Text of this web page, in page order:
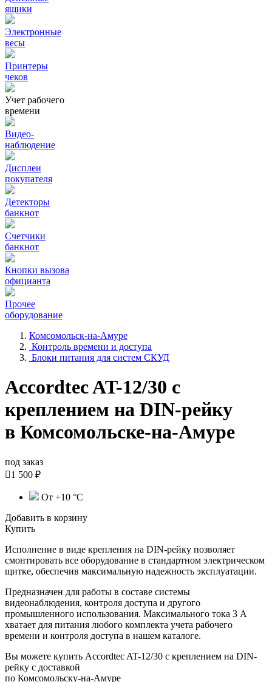
ящики
Электронные
весы
Принтеры
чеков
Учет рабочего
времени
Видео‑
наблюдение
Дисплеи
покупателя
Детекторы
банкнот
Счетчики
банкнот
Кнопки вызова
официанта
Прочее
оборудование
Комсомольск-на-Амуре
Контроль времени и доступа
Блоки питания для систем СКУД
Accordtec AT-12/30 с
креплением на DIN-рейку
в Комсомольске-на-Амуре
под заказ
1 500 ₽
От +10 °С
Добавить в корзину
Купить
Исполнение в виде крепления на DIN-рейку позволяет
смонтировать все оборудование в стандартном электрическом
щитке, обеспечив максимальную надежность эксплуатации.
Предназначен для работы в составе системы
видеонаблюдения, контроля доступа и другого
промышленного использования. Максимального тока 3 А
хватает для питания любого комплекта учета рабочего
времени и контроля доступа в нашем каталоге.
Вы можете купить Accordtec AT-12/30 с креплением на DIN-
рейку с доставкой
по Комсомольску-на-Амуре